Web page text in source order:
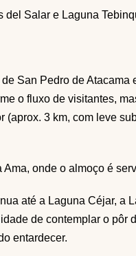
del Salar e Laguna
San Pedro de Atacama
o fluxo de visitantes,
(aprox. 3 km, com leve
onde o almoço é
até a Laguna Céjar, a
de contemplar o pôr
entardecer.